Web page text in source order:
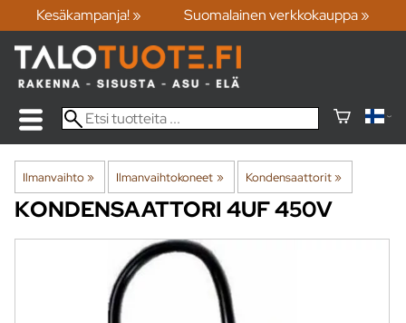
Kesäkampanja! » Suomalainen verkkokauppa »
Ilmanvaihto‪» Ilmanvaihtokoneet ‪» Kondensaattorit‪»
KONDENSAATTORI 4UF 450V